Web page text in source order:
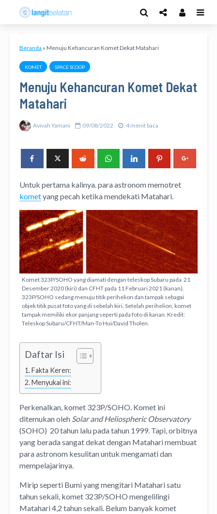
Beranda » Menuju Kehancuran Komet Dekat Matahari
KOMET SPACE SCOOP
Menuju Kehancuran Komet Dekat
Matahari
Avivah Yamani 09/08/2022 4 menit baca
Untuk pertama kalinya. para astronom memotret
kometyang pecah ketika mendekati Matahari.
Komet 323P/SOHO yang diamati dengan teleskop Subaru pada 21
Desember 2020 (kiri) dan CFHT pada 11 Februari 2021 (kanan).
323P/SOHO sedang menuju titik perihelion dan tampak sebagai
objek titik pusat foto yang di sebelah kiri. Setelah perihelion, komet
tampak memiliki ekor panjang seperti pada foto di kanan. Kredit:
Teleskop Subaru/CFHT/Man-To Hui/David Tholen.
Daftar Isi
Fakta Keren:
Menyukai ini:
Perkenalkan, komet 323P/SOHO. Komet ini
ditemukan oleh Solar and Heliospheric Observatory
(SOHO) 20 tahun lalu pada tahun 1999. Tapi, orbitnya
yang berada sangat dekat dengan Matahari membuat
para astronom kesulitan untuk mengamati dan
mempelajarinya.
Mirip seperti Bumi yang mengitari Matahari satu
tahun sekali, komet 323P/SOHO mengelilingi
Matahari 4,2 tahun sekali. Belum banyak komet